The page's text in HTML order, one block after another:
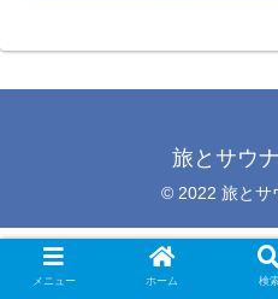
旅とサウ
© 2022 旅とサ
メニュー ホーム 検